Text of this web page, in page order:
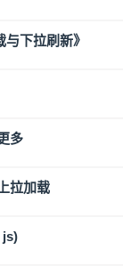
下拉刷新》
多
拉加载
js)